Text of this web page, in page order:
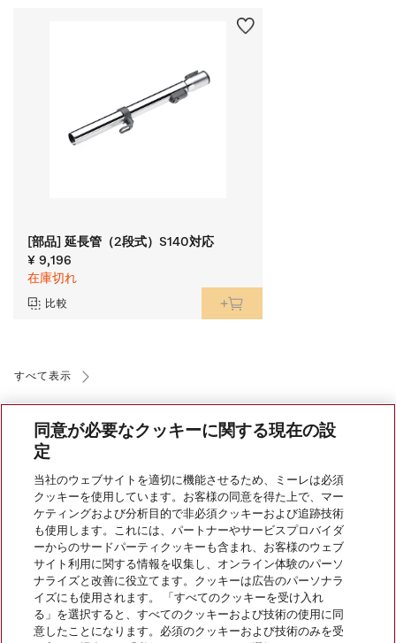
[部品] 延長管（2段式）S140対応
¥ 9,196
在庫切れ
比較
すべて表示
会社案内
サービス
同意が必要なクッキーに関する現在の設
定
当社のウェブサイトを適切に機能させるため、ミーレは必須
クッキーを使用しています。お客様の同意を得た上で、マー
ケティングおよび分析目的で非必須クッキーおよび追跡技術
も使用します。これには、パートナーやサービスプロバイダ
ーからのサードパーティクッキーも含まれ、お客様のウェブ
サイト利用に関する情報を収集し、オンライン体験のパーソ
ナライズと改善に役立てます。クッキーは広告のパーソナラ
イズにも使用されます。 「すべてのクッキーを受け入れ
る」を選択すると、すべてのクッキーおよび技術の使用に同
意したことになります。必須のクッキーおよび技術のみを受